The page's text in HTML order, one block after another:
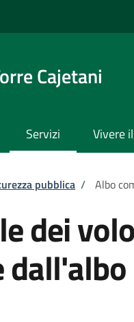
Cajetani
Servizi Vivere
pubblica / Albo
dei